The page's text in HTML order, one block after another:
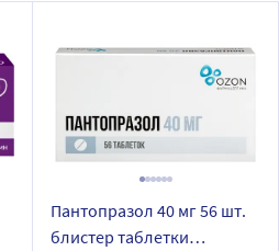
Пантопразол 40 мг 56 шт.
блистер таблетки